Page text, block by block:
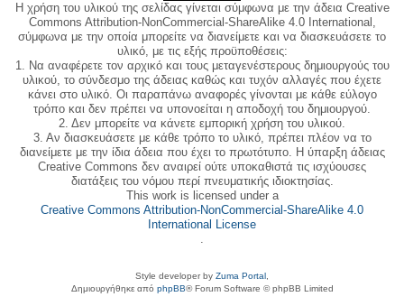
Η χρήση του υλικού της σελίδας γίνεται σύμφωνα με την άδεια Creative
Commons Attribution-NonCommercial-ShareAlike 4.0 International,
σύμφωνα με την οποία μπορείτε να διανείμετε και να διασκευάσετε το
υλικό, με τις εξής προϋποθέσεις:
1. Να αναφέρετε τον αρχικό και τους μεταγενέστερους δημιουργούς του
υλικού, το σύνδεσμο της άδειας καθώς και τυχόν αλλαγές που έχετε
κάνει στο υλικό. Οι παραπάνω αναφορές γίνονται με κάθε εύλογο
τρόπο και δεν πρέπει να υπονοείται η αποδοχή του δημιουργού.
2. Δεν μπορείτε να κάνετε εμπορική χρήση του υλικού.
3. Αν διασκευάσετε με κάθε τρόπο το υλικό, πρέπει πλέον να το
διανείμετε με την ίδια άδεια που έχει το πρωτότυπο. Η ύπαρξη άδειας
Creative Commons δεν αναιρεί ούτε υποκαθιστά τις ισχύουσες
διατάξεις του νόμου περί πνευματικής ιδιοκτησίας.
This work is licensed under a
Creative Commons Attribution-NonCommercial-ShareAlike 4.0
International License
.
Style developer by Zuma Portal
Δημιουργήθηκε από phpBB® Forum Software © phpBB Limited